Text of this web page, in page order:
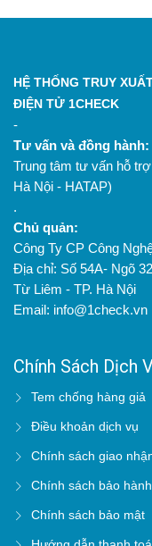
HỆ THỐNG TRUY
ĐIỆN TỬ 1CHECK
-
Tư vấn và đồng hành:
Trung tâm tư vấn hỗ
Hà Nội - HATAP)
.
Chủ quản:
Công Ty CP Công
Địa chỉ: Số 54A- Ngõ
Từ Liêm - TP. Hà Nội
Email: info@1check.vn
Chính Sách Dịch
Tem chống hàng giả
Điều khoản dịch vụ
Chính sách giao
Chính sách bảo hành
Chính sách bảo mật